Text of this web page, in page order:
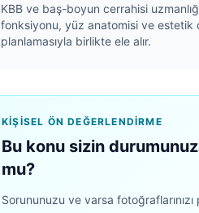
KBB ve baş-boyun cerrahisi
fonksiyonu, yüz anatomisi ve estetik
planlamasıyla birlikte ele alır.
KIŞISEL ÖN DEĞERLENDIRME
Bu konu sizin
mu?
Sorununuzu ve varsa fotoğraflarınızı